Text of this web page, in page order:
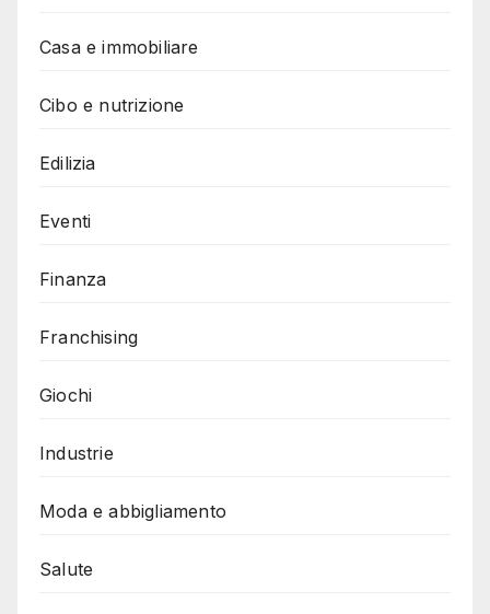
Casa e immobiliare
Cibo e nutrizione
Edilizia
Eventi
Finanza
Franchising
Giochi
Industrie
Moda e abbigliamento
Salute